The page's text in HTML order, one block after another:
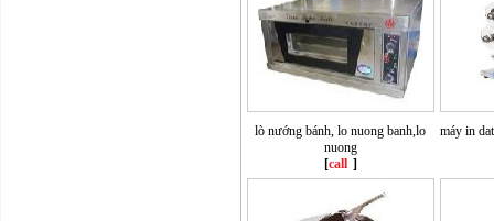
lò nướng bánh, lo nuong banh,lo
nuong
[call ]
máy in